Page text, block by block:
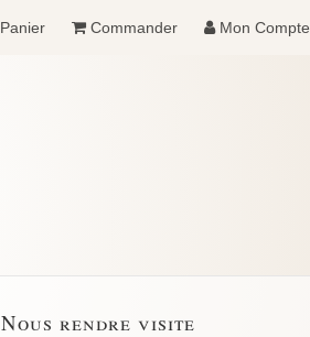
Panier Commander Mon Compte
Nous rendre visite